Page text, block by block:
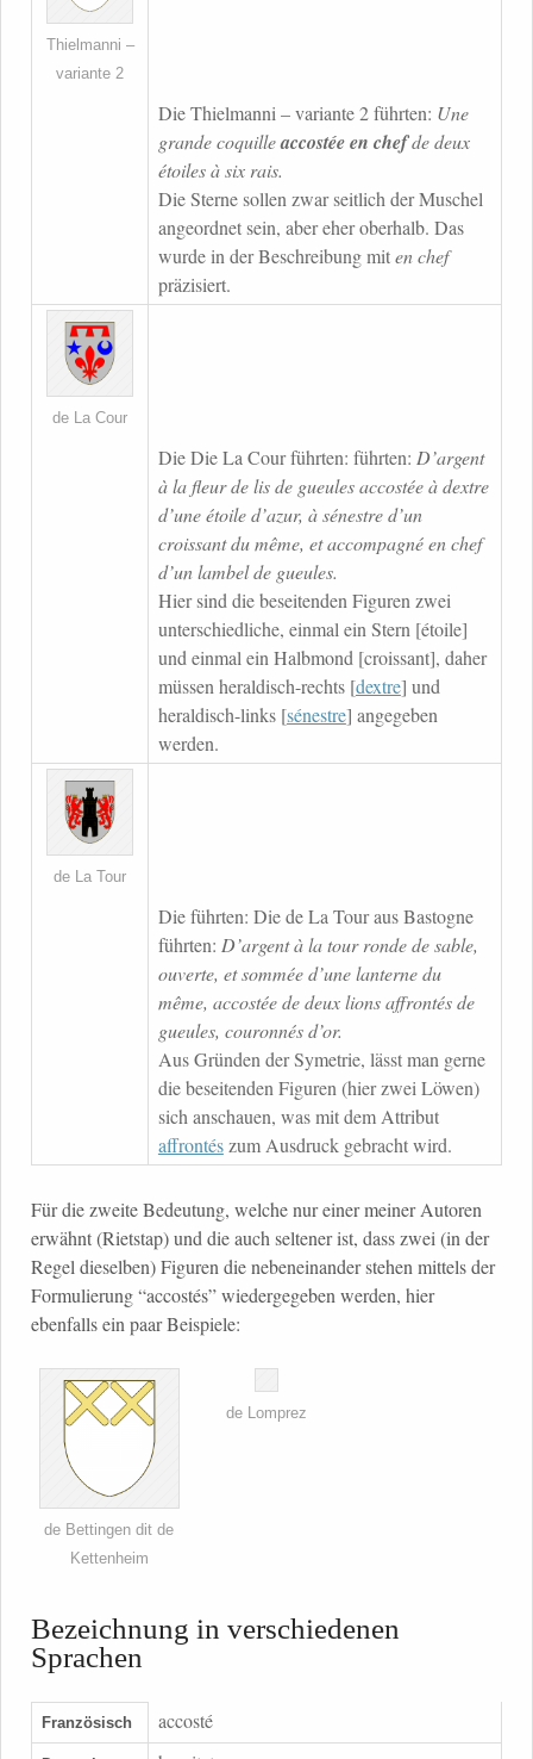
Thielmanni –
variante 2
Die Thielmanni – variante 2 führten: Une
grande coquilleaccostée en chefde deux
étoiles à six rais.
Die Sterne sollen zwar seitlich der Muschel
angeordnet sein, aber eher oberhalb. Das
wurde in der Beschreibung miten chef
präzisiert.
de La Cour
Die Die La Cour führten: führten: D’argent
à la fleur de lis de gueules accostée à dextre
d’une étoile d’azur, à sénestre d’un
croissant du même, et accompagné en chef
d’un lambel de gueules.
Hier sind die beseitenden Figuren zwei
unterschiedliche, einmal ein Stern [étoile]
und einmal ein Halbmond [croissant], daher
müssen heraldisch-rechts [dextre] und
heraldisch-links [sénestre] angegeben
werden.
de La Tour
Die führten: Die de La Tour aus Bastogne
führten: D’argent à la tour ronde de sable,
ouverte, et sommée d’une lanterne du
même, accostée de deux lions affrontés de
gueules, couronnés d’or.
Aus Gründen der Symetrie, lässt man gerne
die beseitenden Figuren (hier zwei Löwen)
sich anschauen, was mit dem Attribut
affrontészum Ausdruck gebracht wird.
Für die zweite Bedeutung, welche nur einer meiner Autoren
erwähnt (Rietstap) und die auch seltener ist, dass zwei (in der
Regel dieselben) Figuren die nebeneinander stehen mittels der
Formulierung “accostés” wiedergegeben werden, hier
ebenfalls ein paar Beispiele:
de Bettingen dit de
Kettenheim
de Lomprez
Bezeichnung in verschiedenen
Sprachen
Französisch accosté